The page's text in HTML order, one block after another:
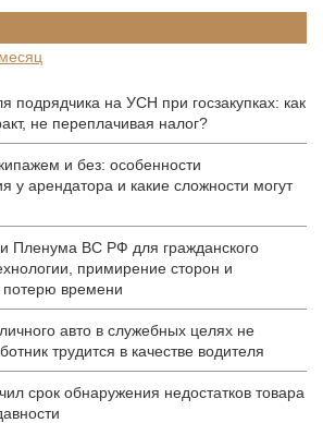
месяц
подрядчика на УСН при госзакупках: как
не переплачивая налог?
и без: особенности
у арендатора и какие сложности могут
Пленума ВС РФ для гражданского
примирение сторон и
потерю времени
авто в служебных целях не
трудится в качестве водителя
срок обнаружения недостатков товара